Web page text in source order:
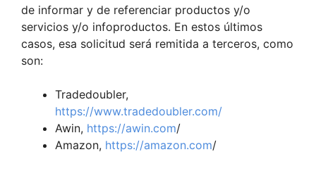
de informar y de referenciar productos y/o
servicios y/o infoproductos. En estos últimos
casos, esa solicitud será remitida a terceros, como
son:
Tradedoubler,
https://www.tradedoubler.com/
Awin, https://awin.com/
Amazon, https://amazon.com/